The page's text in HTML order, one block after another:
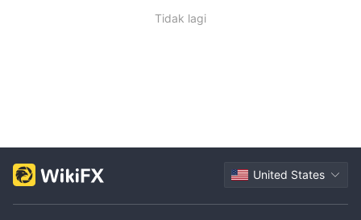
Tidak lagi
United States